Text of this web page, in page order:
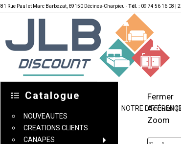
81 Rue Paul et Marc Barbezat, 69150 Décines-Charpieu -Tél. : 09 74 56 16 08 |
NOTRE
Catalogue
NOUVEAUTES
CREATIONS CLIENTS
CANAPES
Fermer
Accueil|
Zoom